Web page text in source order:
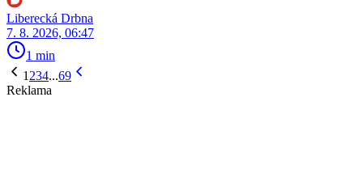
Liberecká Drbna
7. 8. 2026, 06:47
1 min
1 234...69
Reklama